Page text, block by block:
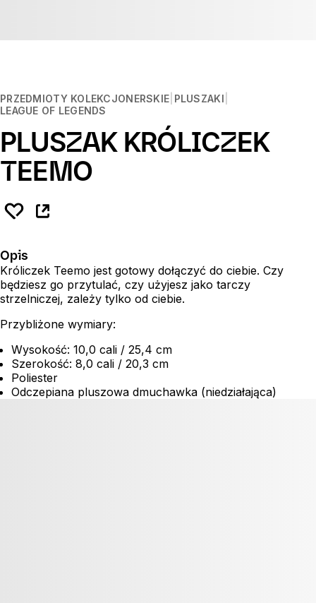
PRZEDMIOTY KOLEKCJONERSKIE PLUSZAKI
LEAGUE OF LEGENDS
PLUSZAK KRÓLICZEK
TEEMO
Opis
Króliczek Teemo jest gotowy dołączyć do ciebie. Czy
będziesz go przytulać, czy użyjesz jako tarczy
strzelniczej, zależy tylko od ciebie.
Przybliżone wymiary:
Wysokość: 10,0 cali / 25,4 cm
Szerokość: 8,0 cali / 20,3 cm
Poliester
Odczepiana pluszowa dmuchawka (niedziałająca)